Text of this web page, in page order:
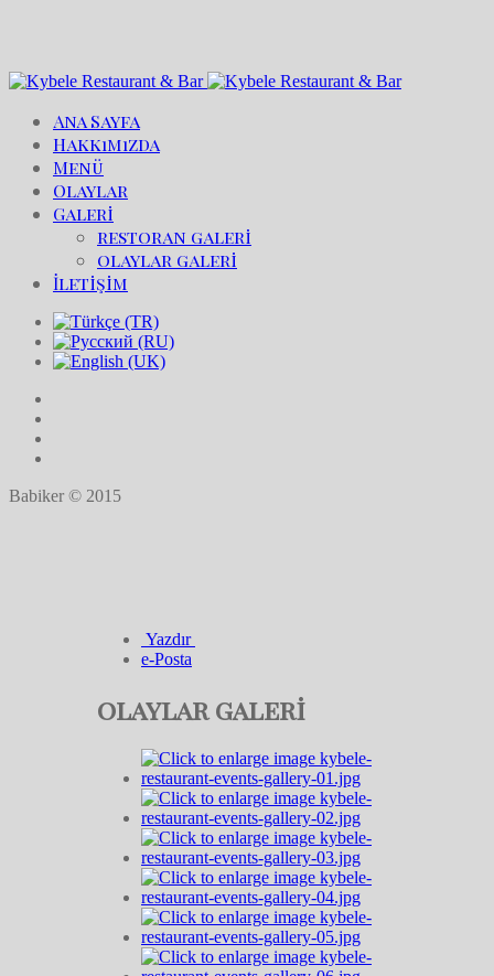
Ana Sayfa
Hakkımızda
Menü
Olaylar
Galeri
restoran galeri
olaylar galeri
İletişim
Babiker © 2015
Yazdır
e-Posta
olaylar galeri